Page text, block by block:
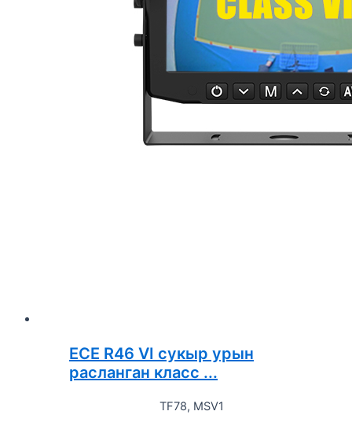
ECE R46 VI сукыр урын
расланган класс ...
TF78, MSV1